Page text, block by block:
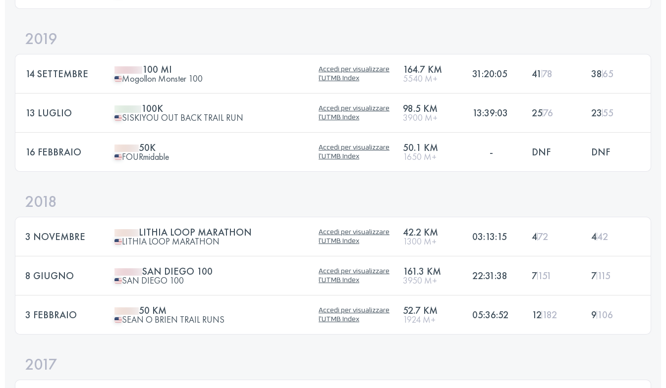
2019
14 SETTEMBRE 100 MI
Mogollon Monster 100
Accedi per visualizzare
l'UTMB Index
164.7 KM
5540 M+ 31:20:05 41 78 3865
13 LUGLIO 100K
SISKIYOU OUT BACK TRAIL RUN
Accedi per visualizzare
l'UTMB Index
98.5 KM
3900 M+ 13:39:03 2576 2355
16 FEBBRAIO 50K
FOURmidable
Accedi per visualizzare
l'UTMB Index
50.1 KM
1650 M+ - DNF DNF
2018
3 NOVEMBRE LITHIA LOOP MARATHON
LITHIA LOOP MARATHON
Accedi per visualizzare
l'UTMB Index
42.2 KM
1300 M+ 03:13:15 472 442
8 GIUGNO SAN DIEGO 100
SAN DIEGO 100
Accedi per visualizzare
l'UTMB Index
161.3 KM
3950 M+ 22:31:38 7151 7115
3 FEBBRAIO 50 KM
SEAN O BRIEN TRAIL RUNS
Accedi per visualizzare
l'UTMB Index
52.7 KM
1924 M+ 05:36:52 12182 9106
2017